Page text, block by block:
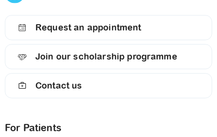
Request an appointment
Join our scholarship programme
Contact us
For Patients